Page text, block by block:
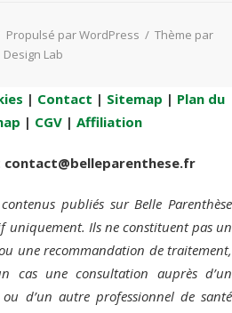
Propulsé par WordPress / Thème par
Design Lab
| Contact | Sitemap | Plan du
| CGV| Affiliation
contact@belleparenthese.fr
publiés sur Belle Parenthèse
Ils ne constituent pas un
une recommandation de traitement,
cas une consultation auprès d’un
d’un autre professionnel de santé